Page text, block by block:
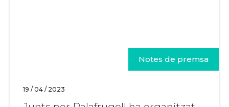
Notes de premsa
19 / 04 / 2023